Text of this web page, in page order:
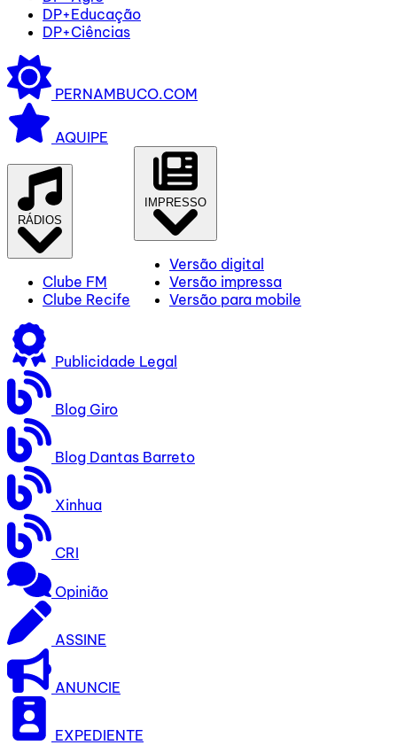
DP+Educação
DP+Ciências
PERNAMBUCO.COM
AQUIPE
RÁDIOS
Clube FM
Clube Recife
IMPRESSO
Versão digital
Versão impressa
Versão para mobile
Publicidade Legal
Blog Giro
Blog Dantas Barreto
Xinhua
CRI
Opinião
ASSINE
ANUNCIE
EXPEDIENTE